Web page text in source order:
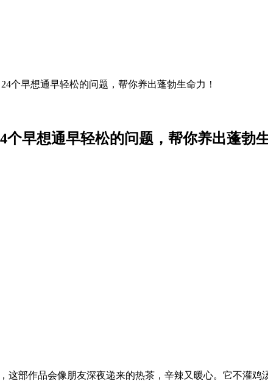
个早想通早轻松的问题，帮你养出蓬勃生命力！
个早想通早轻松的问题，帮你养出蓬勃
这部作品会像朋友深夜递来的热茶，辛辣又暖心。它不灌